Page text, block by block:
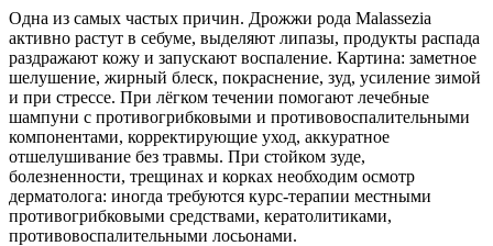
Одна из самых частых причин. Дрожжи рода Malassezia
активно растут в себуме, выделяют липазы, продукты распада
раздражают кожу и запускают воспаление. Картина: заметное
шелушение, жирный блеск, покраснение, зуд, усиление зимой
и при стрессе. При лёгком течении помогают лечебные
шампуни с противогрибковыми и противовоспалительными
компонентами, корректирующие уход, аккуратное
отшелушивание без травмы. При стойком зуде,
болезненности, трещинах и корках необходим осмотр
дерматолога: иногда требуются курс‑терапии местными
противогрибковыми средствами, кератолитиками,
противовоспалительными лосьонами.